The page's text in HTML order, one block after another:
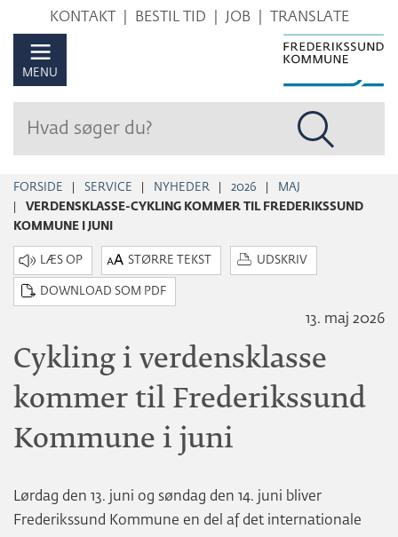
Hop
KONTAKT BESTIL TID JOB TRANSLATE
MENU
FORSIDE SERVICE NYHEDER 2026
MAJ
VERDENSKLASSE-CYKLING KOMMER TIL FREDERIKSSUND
KOMMUNE I JUNI
STØRRE TEKST UDSKRIV
DOWNLOAD SOM PDF
13. maj 2026
Cykling i verdensklasse
kommer til Frederikssund
Kommune i juni
Lørdag den 13. juni og søndag den 14. juni bliver
Frederikssund Kommune en del af det internationale